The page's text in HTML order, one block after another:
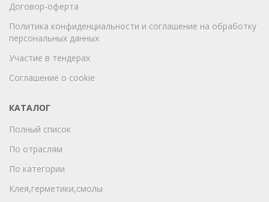
Договор-оферта
Политика конфиденциальности и соглашение на обработку
персональных данных
Участие в тендерах
Соглашение о cookie
КАТАЛОГ
Полный список
По отраслям
По категории
Клея,герметики,смолы